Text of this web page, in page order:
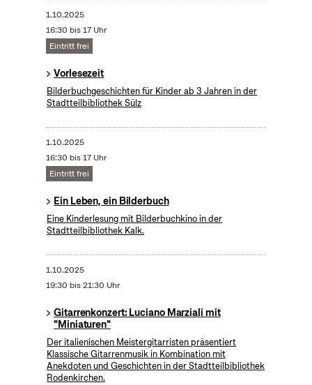
1.10.2025
16:30 bis 17 Uhr
Eintritt frei
Vorlesezeit
Bilderbuchgeschichten für Kinder ab 3 Jahren in der
Stadtteilbibliothek Sülz
1.10.2025
16:30 bis 17 Uhr
Eintritt frei
Ein Leben, ein Bilderbuch
Eine Kinderlesung mit Bilderbuchkino in der
Stadtteilbibliothek Kalk.
1.10.2025
19:30 bis 21:30 Uhr
Gitarrenkonzert: Luciano Marziali mit
"Miniaturen"
Der italienischen Meistergitarristen präsentiert
Klassische Gitarrenmusik in Kombination mit
Anekdoten und Geschichten in der Stadtteilbibliothek
Rodenkirchen.